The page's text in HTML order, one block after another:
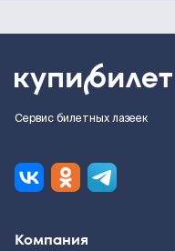
Сервис билетных лазеек
Компания